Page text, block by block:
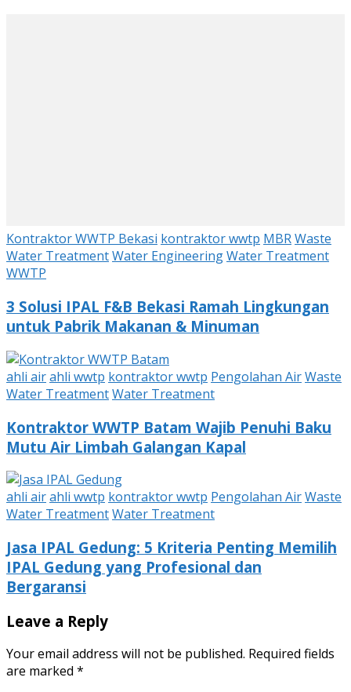
Kontraktor WWTP Bekasi kontraktor wwtp MBRWaste
Water TreatmentWater EngineeringWater Treatment
WWTP
3 Solusi IPAL F&B Bekasi Ramah Lingkungan
untuk Pabrik Makanan & Minuman
ahli airahli wwtp kontraktor wwtp Pengolahan AirWaste
Water TreatmentWater Treatment
Kontraktor WWTP Batam Wajib Penuhi Baku
Mutu Air Limbah Galangan Kapal
ahli airahli wwtp kontraktor wwtp Pengolahan AirWaste
Water TreatmentWater Treatment
Jasa IPAL Gedung: 5 Kriteria Penting Memilih
IPAL Gedung yang Profesional dan
Bergaransi
Leave a Reply
Your email address will not be published. Required fields
are marked *